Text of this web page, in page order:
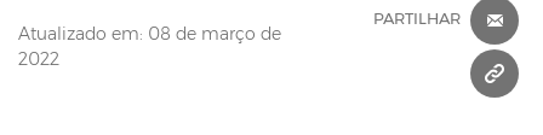
Atualizado em: 08 de março de
2022
PARTILHAR